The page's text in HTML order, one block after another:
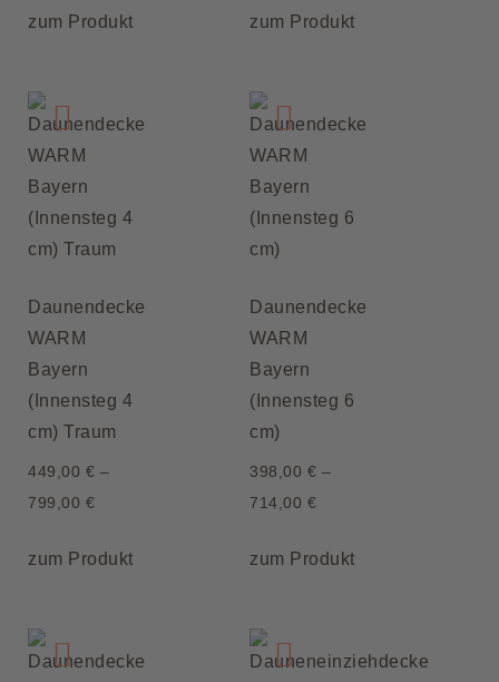
zum Produkt zum Produkt
Daunendecke
WARM
Bayern
(Innensteg 4
cm) Traum
449,00 € –
799,00 €
zum Produkt
Daunendecke
WARM
Bayern
(Innensteg 6
cm)
398,00 € –
714,00 €
zum Produkt